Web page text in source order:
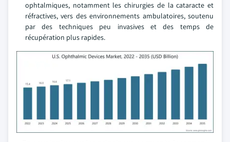
ophtalmiques, notamment les chirurgies de la cataracte et
réfractives, vers des environnements ambulatoires, soutenu
par des techniques peu invasives et des temps de
récupération plus rapides.